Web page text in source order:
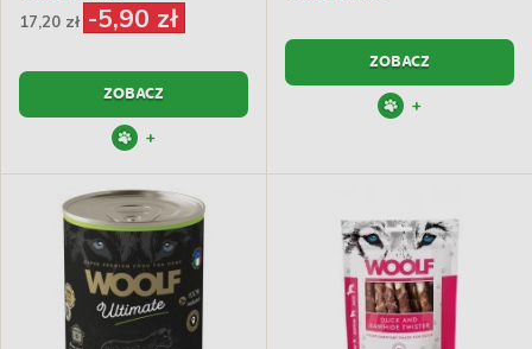
17,20 zł -5,90 zł
ZOBACZ
+
ZOBACZ
+